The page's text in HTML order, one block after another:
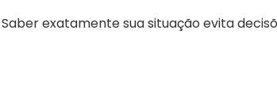
exatamente sua situação evita